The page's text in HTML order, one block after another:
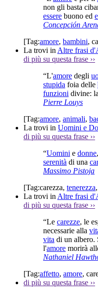
non gli basta
essere buono ed
Concepción
[Tag:amore, bambini,
La trovi in Altre frasi
di più su questa frase ››
“L'amore degli
stupida foia delle
funzioni divine: la
Pierre Louys
[Tag:amore, animali,
La trovi in Uomini e
di più su questa frase ››
“Uomini e donne
serenità di una
Massimo Pistoja
[Tag:carezza, tenerezza,
La trovi in Altre frasi
di più su questa frase ››
“Le carezze, le
necessarie alla
vita di un albero.
l'amore morirà
Nathaniel
[Tag:affetto, amore,
di più su questa frase ››